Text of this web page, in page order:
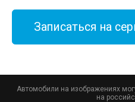
Записаться на
Автомобили на изображениях
на